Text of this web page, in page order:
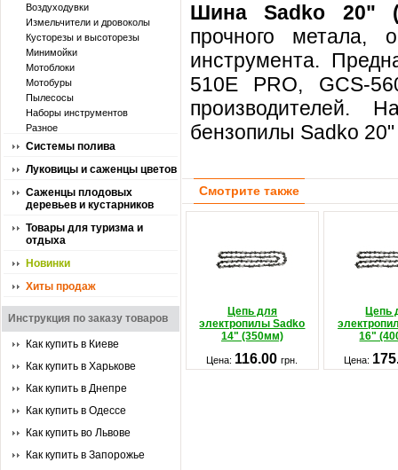
Воздуходувки
Измельчители и дровоколы
Кусторезы и высоторезы
Минимойки
Мотоблоки
Мотобуры
Пылесосы
Наборы инструментов
Разное
Системы полива
Луковицы и саженцы цветов
Саженцы плодовых
деревьев и кустарников
Товары для туризма и
отдыха
Новинки
Хиты продаж
Инструкция по заказу товаров
Как купить в Киеве
Как купить в Харькове
Как купить в Днепре
Как купить в Одессе
Как купить во Львове
Как купить в Запорожье
Шина Sadko 20"
прочного метала,
инструмента.
510E PRO, GCS-
производителей.
бензопилы Sadko
Смотрите также
Цепь для
электропилы Sadko
14" (350мм)
Цепь
16"
Цена: 116.00грн. Цена: